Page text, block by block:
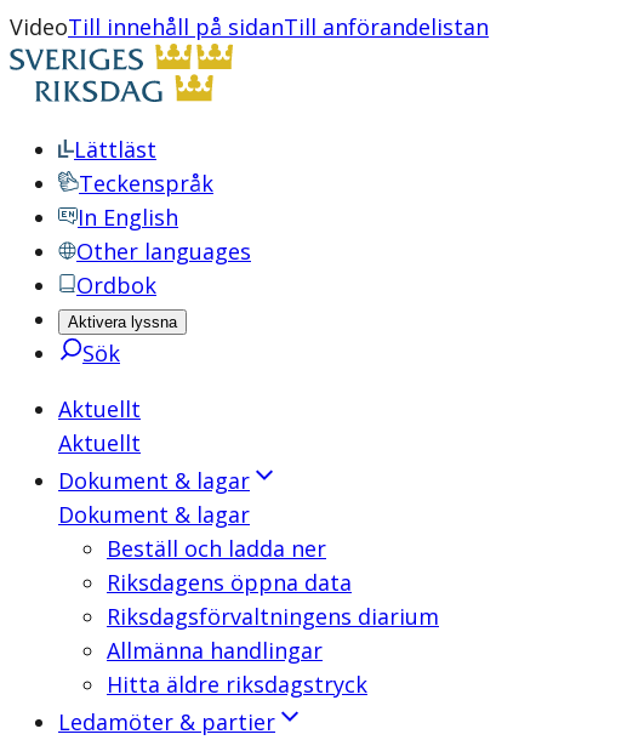
VideoTill innehåll på sidanTill anförandelistan
Lättläst
Teckenspråk
In English
Other languages
Ordbok
Aktivera lyssna
Sök
Aktuellt
Aktuellt
Dokument & lagar
Dokument & lagar
Beställ och ladda ner
Riksdagens öppna data
Riksdagsförvaltningens diarium
Allmänna handlingar
Hitta äldre riksdagstryck
Ledamöter & partier